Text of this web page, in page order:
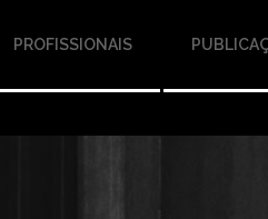
PROFISSIONAIS